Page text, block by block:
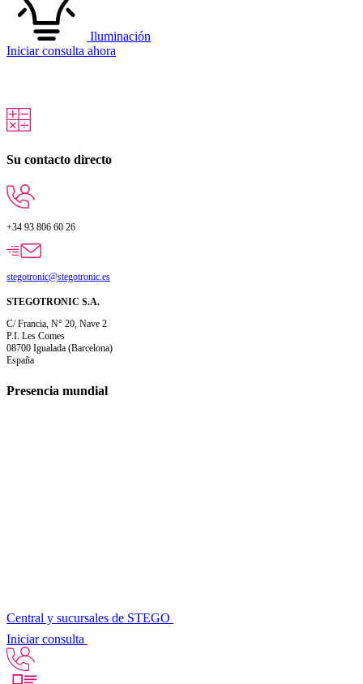
Iluminación
Iniciar consulta ahora
Su contacto directo
+34 93 806 60 26
stegotronic@stegotronic.es
STEGOTRONIC S.A.
C/ Francia, N° 20, Nave 2
P.I. Les Comes
08700 Igualada (Barcelona)
España
Presencia mundial
Central y sucursales de STEGO
Iniciar consulta